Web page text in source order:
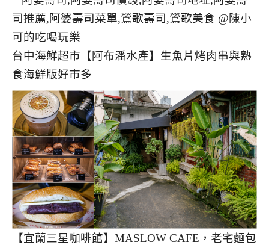
台中海鮮超市【阿布潘水產】生魚片烤肉串與熟
食海鮮版好市多
【宜蘭三星咖啡館】MASLOW CAFE，老宅麵包